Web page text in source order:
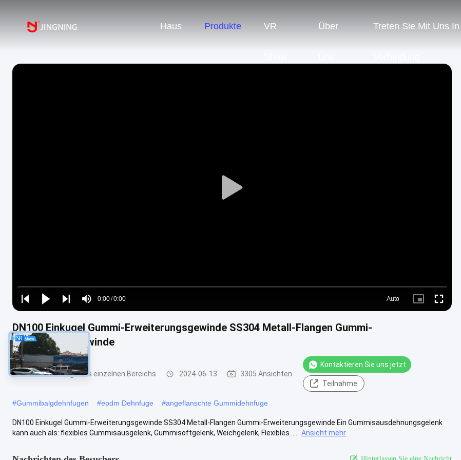
Haus Produkte VR Über Treten Sie Mit Uns In
Play
Play
Play
Play
Mute
Time
0:00/0:00
Loaded:
0%
Auto
Picture- Fullscreen
DN100 Einkugel Gummi-Erweiterungsgewinde SS304 Metall-Flangen Gummi-
Erweiterungsgewinde
Gummidehnfuge des einzelnen Bereichs 2024-06-13 3305 Ansichten
Kontaktieren Sie uns jetzt
Teilnahme
#Gummibalgdehnfugen #epdm Dehnfuge #angeflanschte Gummidehnfuge
DN100 Einkugel Gummi-Erweiterungsgewinde SS304 Metall-Flangen Gummi-Erweiterungsgewinde Ein Gummisausdehnungsgelenk
kann auch als: flexibles Gummisausgelenk, Gummisoftgelenk, Weichgelenk, Flexibles .....
Ansicht mehr
Hinterlassen Sie eine Nachricht